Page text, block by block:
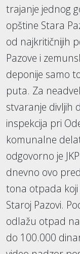
trajanje jednog
opštine Stara
od najkritičnijih
Pazove i
deponije samo
puta. Za
stvaranje divljih
inspekcija pri
komunalne
odgovorno je
dnevno ovo
tona otpada koji
Staroj Pazovi.
odlažu otpad
do 100.000